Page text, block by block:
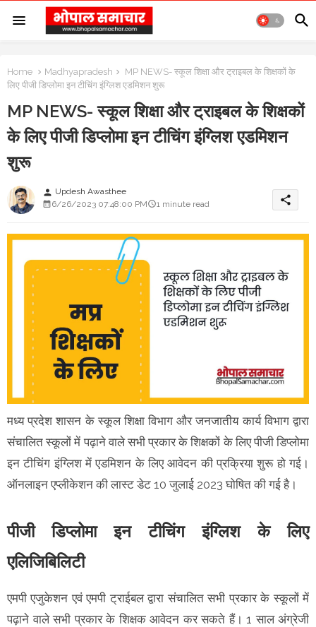
Home Madhyapradesh
MP NEWS- स्कूल शिक्षा और ट्राइबल के शिक्षकों के
लिए पीजी डिप्लोमा इन टीचिंग इंग्लिश एडमिशन शुरू
MP NEWS- स्कूल शिक्षा और ट्राइबल के शिक्षकों
के लिए पीजी डिप्लोमा इन टीचिंग इंग्लिश एडमिशन
शुरू
person Updesh Awasthee
6/26/2023 07:48:00 PM
1 minute read share
मध्य प्रदेश शासन के स्कूल शिक्षा विभाग और जनजातीय कार्य विभाग द्वारा
संचालित स्कूलों में पढ़ाने वाले सभी प्रकार के शिक्षकों के लिए पीजी डिप्लोमा
इन टीचिंग इंग्लिश में एडमिशन के लिए आवेदन की प्रक्रिया शुरू हो गई।
ऑनलाइन एप्लीकेशन की लास्ट डेट 10 जुलाई 2023 घोषित की गई है।
पीजी डिप्लोमा इन टीचिंग इंग्लिश के लिए
एलिजिबिलिटी
एमपी एजुकेशन एवं एमपी ट्राईबल द्वारा संचालित सभी प्रकार के स्कूलों में
पढ़ाने वाले सभी प्रकार के शिक्षक आवेदन कर सकते हैं। 1 साल अंग्रेजी